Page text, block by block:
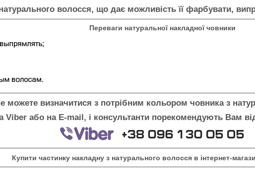
волосся, що дає можливість її фарбувати,
Переваги натуральної накладної човники
можете визначитися з потрібним кольором човника з
або на E-mail, і консультанти порекомендують Вам
Купити частинку накладну з натурального волосся в інтернет-